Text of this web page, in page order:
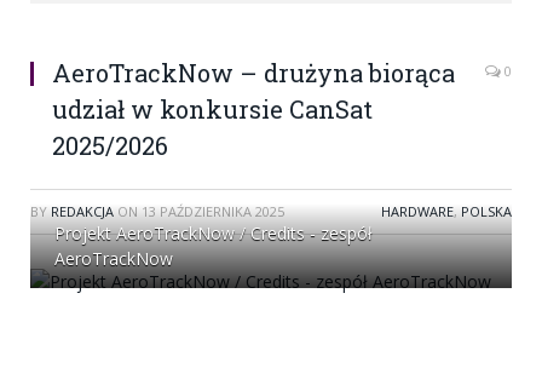
AeroTrackNow – drużyna biorąca
udział w konkursie CanSat
2025/2026
0
BYREDAKCJA ON13 PAŹDZIERNIKA 2025 HARDWARE,POLSKA
Projekt AeroTrackNow / Credits - zespół
AeroTrackNow